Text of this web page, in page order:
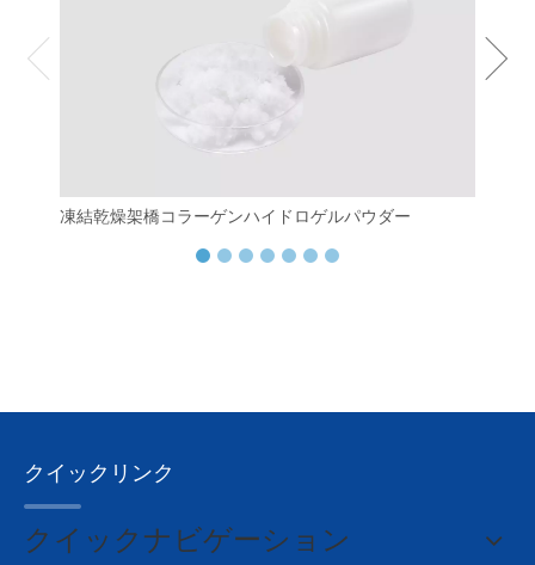
凍結乾燥架橋コラーゲンハイドロゲルパウダー
クイックリンク
クイックナビゲーション